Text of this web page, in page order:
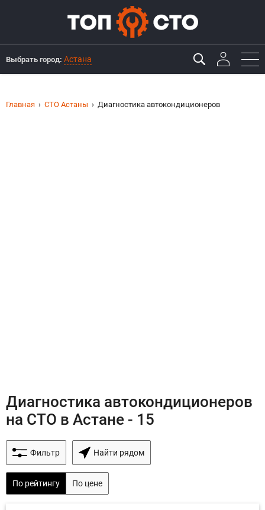
Выбрать город: Астана
Главная СТО Астаны Диагностика автокондиционеров
Диагностика автокондиционеров
на СТО в Астане - 15
Фильтр Найти рядом
По рейтингу По цене